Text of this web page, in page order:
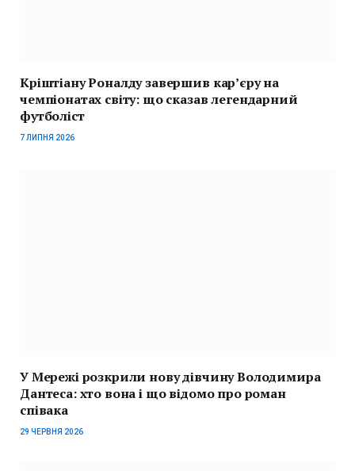
Кріштіану Роналду завершив кар’єру на
чемпіонатах світу: що сказав легендарний
футболіст
7 ЛИПНЯ 2026
У Мережі розкрили нову дівчину Володимира
Дантеса: хто вона і що відомо про роман
співака
29 ЧЕРВНЯ 2026